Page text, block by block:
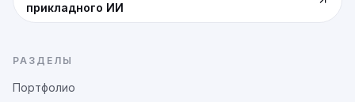
прикладного ИИ
РАЗДЕЛЫ
Портфолио